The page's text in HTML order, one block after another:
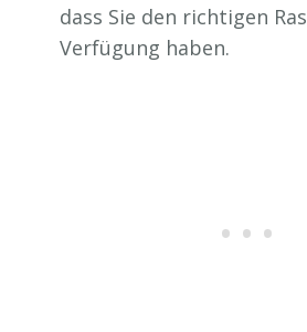
dass Sie den richtigen
Verfügung haben.